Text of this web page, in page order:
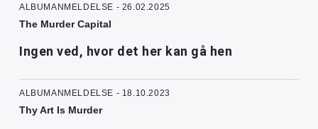
ALBUMANMELDELSE - 26.02.2025
The Murder Capital
Ingen ved, hvor det her kan gå hen
ALBUMANMELDELSE - 18.10.2023
Thy Art Is Murder